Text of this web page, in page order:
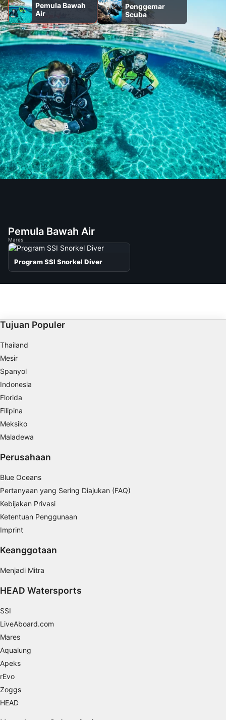
Pemula Bawah
Air
Penggemar
Scuba
Pemula Bawah Air
Mares
Program SSI Snorkel Diver
Tujuan Populer
Thailand
Mesir
Spanyol
Indonesia
Florida
Filipina
Meksiko
Maladewa
Perusahaan
Blue Oceans
Pertanyaan yang Sering Diajukan (FAQ)
Kebijakan Privasi
Ketentuan Penggunaan
Imprint
Keanggotaan
Menjadi Mitra
HEAD Watersports
SSI
LiveAboard.com
Mares
Aqualung
Apeks
rEvo
Zoggs
HEAD